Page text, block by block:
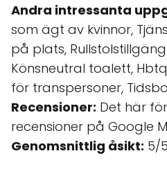
Andra intressanta
som ägt av kvinnor,
på plats,
Könsneutral toalett,
för transpersoner,
Recensioner: Det här
recensioner på Google
Genomsnittlig åsikt: 5/